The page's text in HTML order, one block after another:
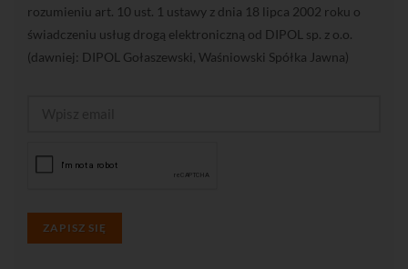
rozumieniu art. 10 ust. 1 ustawy z dnia 18 lipca 2002 roku o
świadczeniu usług drogą elektroniczną od DIPOL sp. z o.o.
(dawniej: DIPOL Gołaszewski, Waśniowski Spółka Jawna)
ZAPISZ SIĘ